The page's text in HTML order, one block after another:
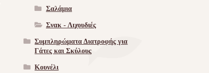
Σαλάμια
Σνακ - Λιχουδιές
Συμπληρώματα Διατροφής για
Γάτες και Σκύλους
Κουνέλι